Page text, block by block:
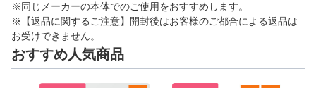
※同じメーカーの本体でのご使用をおすすめします。
※【返品に関するご注意】開封後はお客様のご都合による返品は
お受けできません。
おすすめ人気商品